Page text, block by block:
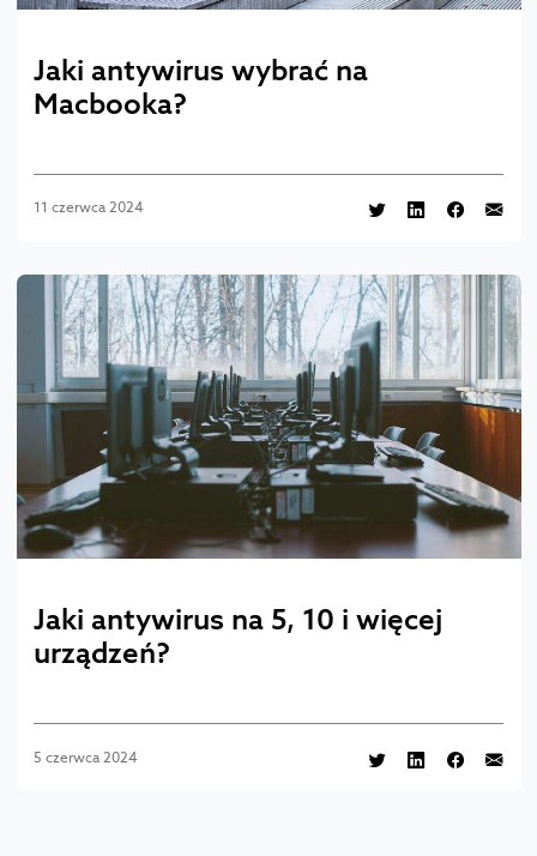
Jaki antywirus wybrać na
Macbooka?
11 czerwca 2024
Jaki antywirus na 5, 10 i więcej
urządzeń?
5 czerwca 2024